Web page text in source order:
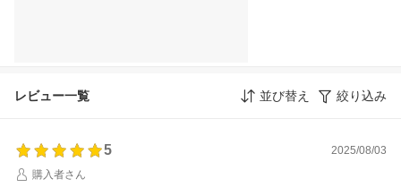
レビュー一覧 並び替え 絞り込み
5
2025/08/03
購入者さん